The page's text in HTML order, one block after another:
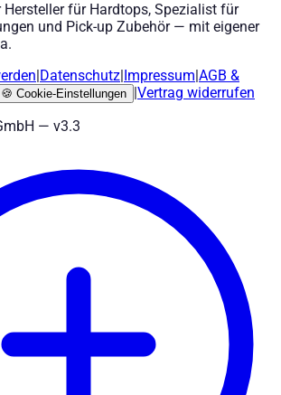
Hersteller für Hardtops, Spezialist für
und Pick-up Zubehör — mit eigener
Datenschutz Impressum AGB &
🍪 Cookie-Einstellungen
Vertrag widerrufen
— v3.3